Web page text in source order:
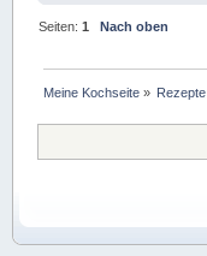
Seiten:1 Nach oben
Meine Kochseite » Rezepte